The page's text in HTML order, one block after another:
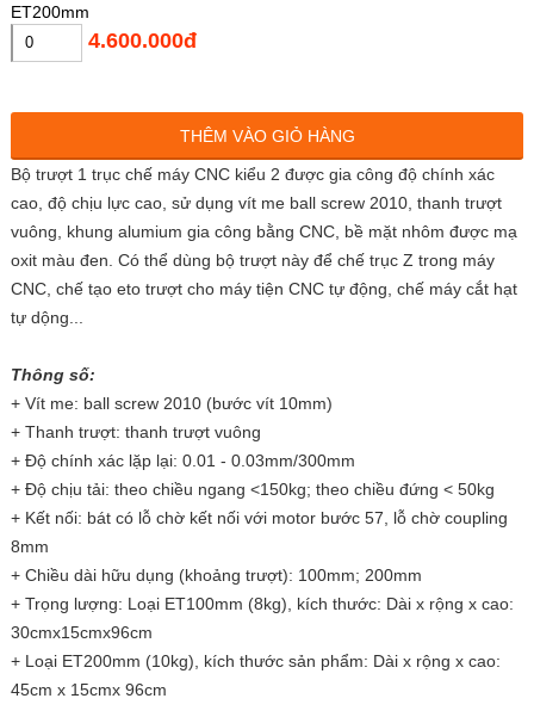
ET200mm
4.600.000đ
THÊM VÀO GIỎ HÀNG
Bộ trượt 1 trục chế máy CNC kiểu 2 được gia công độ chính xác
cao, độ chịu lực cao, sử dụng vít me ball screw 2010, thanh trượt
vuông, khung alumium gia công bằng CNC, bề mặt nhôm được mạ
oxit màu đen. Có thể dùng bộ trượt này để chế trục Z trong máy
CNC, chế tạo eto trượt cho máy tiện CNC tự động, chế máy cắt hạt
tự dộng...
Thông số:
+ Vít me: ball screw 2010 (bước vít 10mm)
+ Thanh trượt: thanh trượt vuông
+ Độ chính xác lặp lại: 0.01 - 0.03mm/300mm
+ Độ chịu tải: theo chiều ngang <150kg; theo chiều đứng < 50kg
+ Kết nối: bát có lỗ chờ kết nối với motor bước 57, lỗ chờ coupling
8mm
+ Chiều dài hữu dụng (khoảng trượt): 100mm; 200mm
+ Trọng lượng: Loại ET100mm (8kg), kích thước: Dài x rộng x cao:
30cmx15cmx96cm
+ Loại ET200mm (10kg), kích thước sản phẩm: Dài x rộng x cao:
45cm x 15cmx 96cm